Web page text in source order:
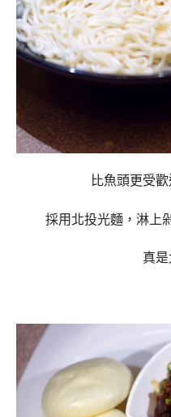
比魚頭更受
採用北投光麵， 淋上
真是